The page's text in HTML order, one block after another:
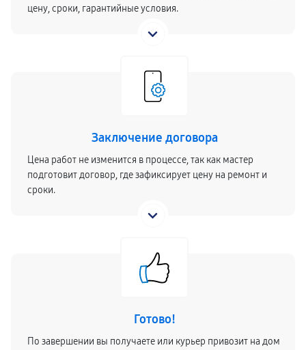
цену, сроки, гарантийные условия.
Заключение договора
Цена работ не изменится в процессе, так как мастер
подготовит договор, где зафиксирует цену на ремонт и
сроки.
Готово!
По завершении вы получаете или курьер привозит на дом